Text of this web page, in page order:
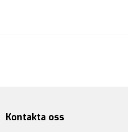
Kontakta oss